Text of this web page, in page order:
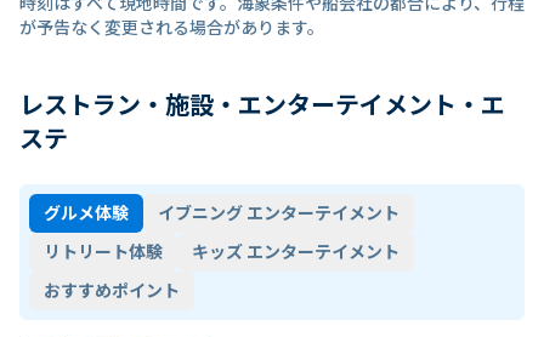
が予告なく変更される場合があります。
レストラン・施設・エンターテイメント・エ
ステ
グルメ体験
イブニング エンターテイメント
リトリート体験
キッズ エンターテイメント
おすすめポイント